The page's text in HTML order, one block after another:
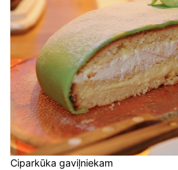
Ciparkūka gaviļniekam